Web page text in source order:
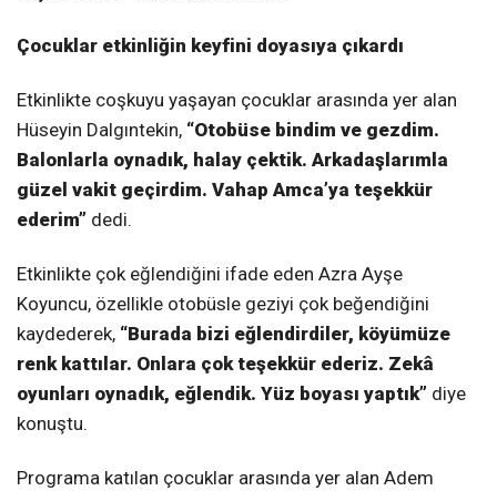
Çocuklar etkinliğin keyfini doyasıya çıkardı
Etkinlikte coşkuyu yaşayan çocuklar arasında yer alan
Hüseyin Dalgıntekin, “Otobüse bindim ve gezdim.
Balonlarla oynadık, halay çektik. Arkadaşlarımla
güzel vakit geçirdim. Vahap Amca’ya teşekkür
ederim” dedi.
Etkinlikte çok eğlendiğini ifade eden Azra Ayşe
Koyuncu, özellikle otobüsle geziyi çok beğendiğini
kaydederek, “Burada bizi eğlendirdiler, köyümüze
renk kattılar. Onlara çok teşekkür ederiz. Zekâ
oyunları oynadık, eğlendik. Yüz boyası yaptık” diye
konuştu.
Programa katılan çocuklar arasında yer alan Adem